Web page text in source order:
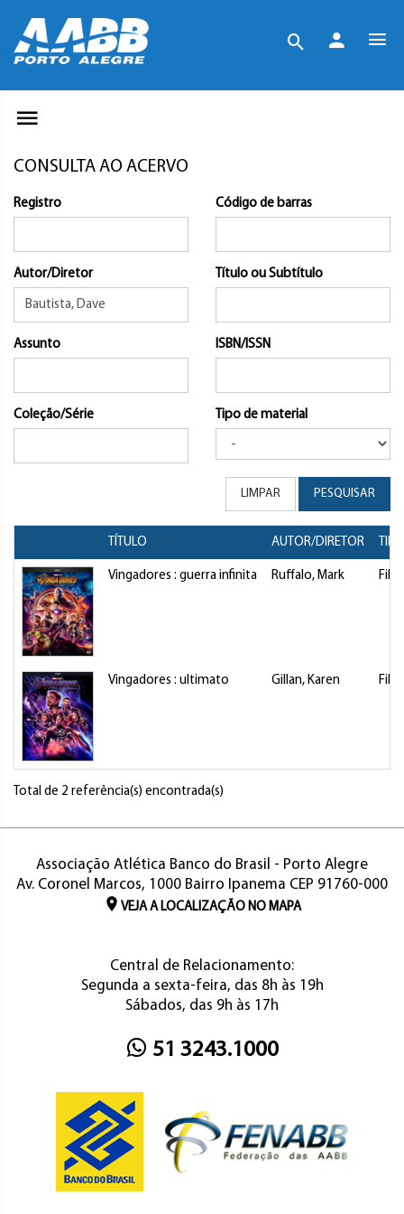
CONSULTA AO ACERVO
Registro Código de barras
Autor/Diretor Título ou Subtítulo
Assunto ISBN/ISSN
Coleção/Série Tipo de material
LIMPAR PESQUISAR
TÍTULO AUTOR/DIRETOR TIPO
Vingadores : guerra infinita Ruffalo, Mark
Vingadores : ultimato Gillan, Karen
Total de 2 referência(s) encontrada(s)
Associação Atlética Banco do Brasil - Porto Alegre
Av. Coronel Marcos, 1000 Bairro Ipanema CEP 91760-000
VEJA A LOCALIZAÇÃO NO MAPA
Central de Relacionamento:
Segunda a sexta-feira, das 8h às 19h
Sábados, das 9h às 17h
51 3243.1000